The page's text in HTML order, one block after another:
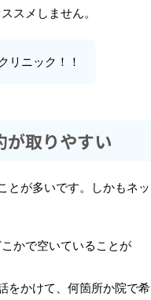
スメしません。
リニック！！
が取りやすい
とが多いです。しかもネッ
かで空いていることが
をかけて、何箇所か院で希